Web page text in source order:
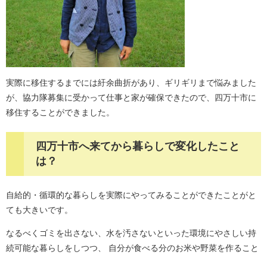
実際に移住するまでには紆余曲折があり、ギリギリまで悩みました
が、協力隊募集に受かって仕事と家が確保できたので、四万十市に
移住することができました。
四万十市へ来てから暮らしで変化したこと
は？
自給的・循環的な暮らしを実際にやってみることができたことがと
ても大きいです。
なるべくゴミを出さない、水を汚さないといった環境にやさしい持
続可能な暮らしをしつつ、 自分が食べる分のお米や野菜を作ること